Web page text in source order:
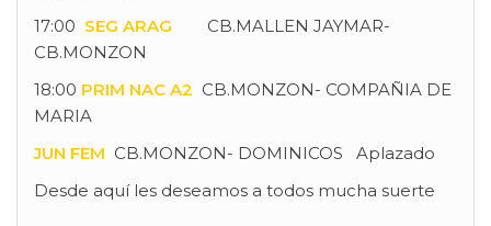
17:00 SEG ARAG
CB.MALLEN JAYMAR-
CB.MONZON
18:00 PRIM NAC A2 CB.MONZON- COMPAÑIA DE
MARIA
JUN FEM CB.MONZON- DOMINICOS Aplazado
Desde aquí les deseamos a todos mucha suerte